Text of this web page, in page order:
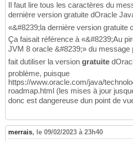
Il faut lire tous les caractères du
dernière version gratuite dOracle
«&#8239;la dernière version gratuite
Ça faisait référence à «&#8239;Au
JVM 8 oracle &#8239;» du message
fait dutiliser la version gratuite
problème, puisque
https://www.oracle.com/java/
roadmap.html (les mises à jour
donc est dangereuse dun point de
merrais, le 09/02/2023 à 23h40